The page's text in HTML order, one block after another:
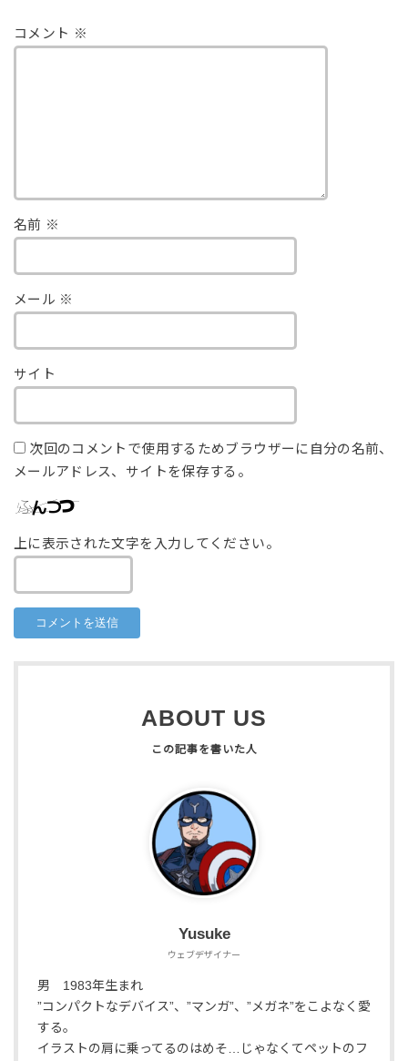
コメント ※
名前 ※
メール ※
サイト
次回のコメントで使用するためブラウザーに自分の名前、
メールアドレス、サイトを保存する。
上に表示された文字を入力してください。
ABOUT US
Yusuke
ウェブデザイナー
男 1983年生まれ
”コンパクトなデバイス”、”マンガ”、”メガネ”をこよなく愛
する。
イラストの肩に乗ってるのはめそ…じゃなくてペットのフ